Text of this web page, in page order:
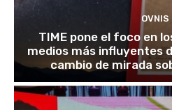
OVNIS
TIME pone el foco en
medios más influyentes
cambio de mirada